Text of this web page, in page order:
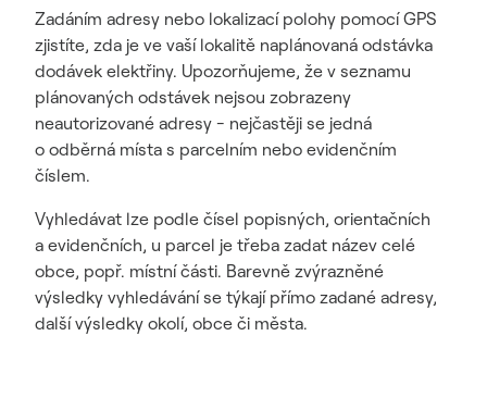
Zadáním adresy nebo lokalizací polohy pomocí GPS
zjistíte, zda je ve vaší lokalitě naplánovaná odstávka
dodávek elektřiny. Upozorňujeme, že v seznamu
plánovaných odstávek nejsou zobrazeny
neautorizované adresy - nejčastěji se jedná
o odběrná místa s parcelním nebo evidenčním
číslem.
Vyhledávat lze podle čísel popisných, orientačních
a evidenčních, u parcel je třeba zadat název celé
obce, popř. místní části. Barevně zvýrazněné
výsledky vyhledávání se týkají přímo zadané adresy,
další výsledky okolí, obce či města.